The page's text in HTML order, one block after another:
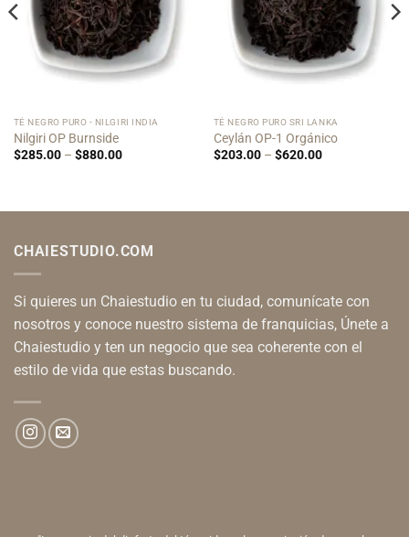
TÉ NEGRO PURO - NILGIRI INDIA
Nilgiri OP Burnside
$285.00 – $880.00Price
TÉ NEGRO PURO SRI LANKA
Ceylán OP-1 Orgánico
$203.00 – $620.00Price
CHAIESTUDIO.COM
Si quieres un Chaiestudio en tu ciudad, comunícate con
nosotros y conoce nuestro sistema de franquicias, Únete a
Chaiestudio y ten un negocio que sea coherente con el
estilo de vida que estas buscando.